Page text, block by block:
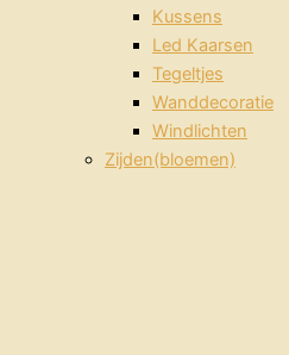
Kussens
Led Kaarsen
Tegeltjes
Wanddecoratie
Windlichten
Zijden(bloemen)